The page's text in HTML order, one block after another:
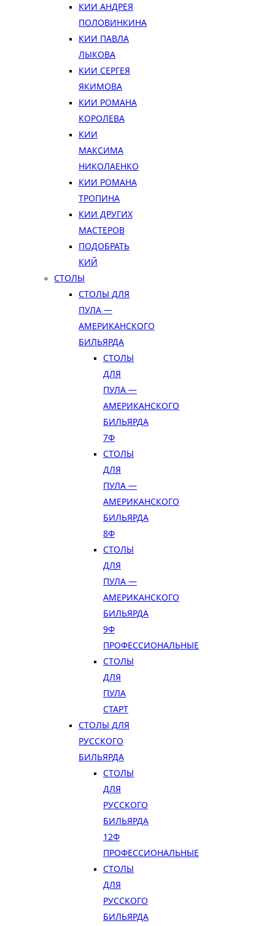
КИИ АНДРЕЯ
ПОЛОВИНКИНА
КИИ ПАВЛА
ЛЫКОВА
КИИ СЕРГЕЯ
ЯКИМОВА
КИИ РОМАНА
КОРОЛЕВА
КИИ
МАКСИМА
НИКОЛАЕНКО
КИИ РОМАНА
ТРОПИНА
КИИ ДРУГИХ
МАСТЕРОВ
ПОДОБРАТЬ
КИЙ
СТОЛЫ
СТОЛЫ ДЛЯ
ПУЛА —
АМЕРИКАНСКОГО
БИЛЬЯРДА
СТОЛЫ
ДЛЯ
ПУЛА —
АМЕРИКАНСКОГО
БИЛЬЯРДА
7Ф
СТОЛЫ
ДЛЯ
ПУЛА —
АМЕРИКАНСКОГО
БИЛЬЯРДА
8Ф
СТОЛЫ
ДЛЯ
ПУЛА —
АМЕРИКАНСКОГО
БИЛЬЯРДА
9Ф
ПРОФЕССИОНАЛЬНЫЕ
СТОЛЫ
ДЛЯ
ПУЛА
СТАРТ
СТОЛЫ ДЛЯ
РУССКОГО
БИЛЬЯРДА
СТОЛЫ
ДЛЯ
РУССКОГО
БИЛЬЯРДА
12Ф
ПРОФЕССИОНАЛЬНЫЕ
СТОЛЫ
ДЛЯ
РУССКОГО
БИЛЬЯРДА